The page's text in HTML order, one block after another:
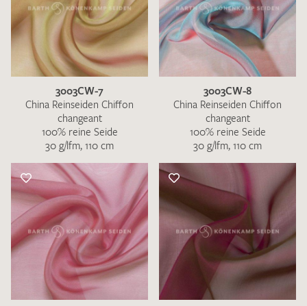
3003CW-7
China Reinseiden Chiffon
changeant
100% reine Seide
30 g/lfm, 110 cm
3003CW-8
China Reinseiden Chiffon
changeant
100% reine Seide
30 g/lfm, 110 cm